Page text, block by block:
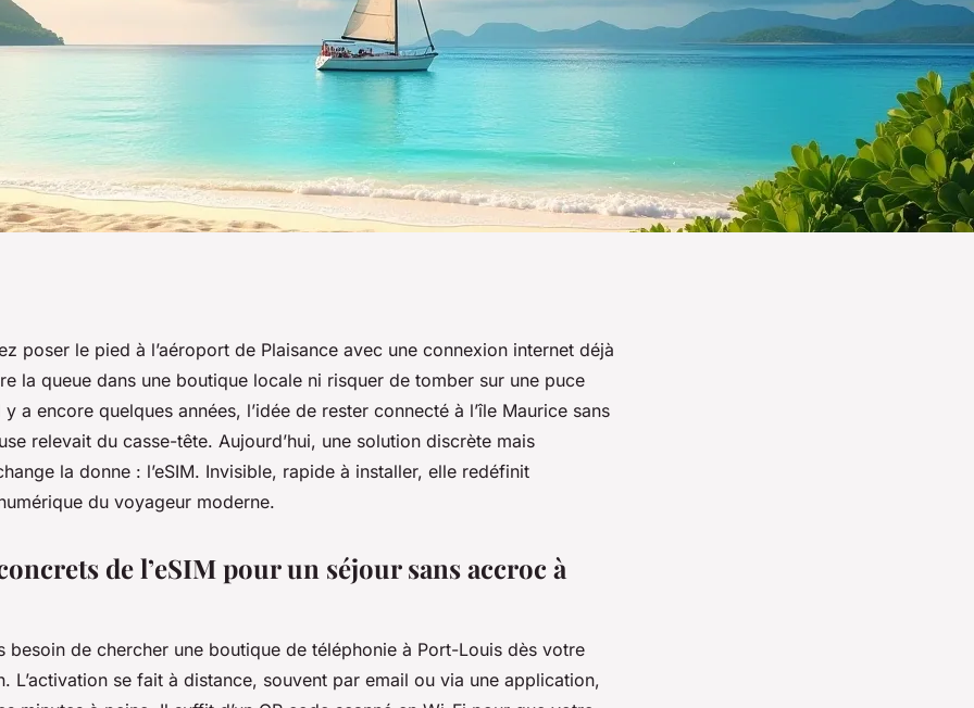
Maurice :
poser le pied à l’aéroport de Plaisance avec une connexion internet déjà
la queue dans une boutique locale ni risquer de tomber sur une puce
a encore quelques années, l’idée de rester connecté à l’île Maurice sans
relevait du casse-tête. Aujourd’hui, une solution discrète mais
la donne : l’eSIM. Invisible, rapide à installer, elle redéfinit
du voyageur moderne.
de l’eSIM pour un séjour sans accroc à
besoin de chercher une boutique de téléphonie à Port-Louis dès votre
L’activation se fait à distance, souvent par email ou via une application,